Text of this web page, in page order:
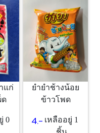
แก่
ด
0
ยำยำช้างน้อย
ข้าวโพด
4.- เหลืออยู่ 1